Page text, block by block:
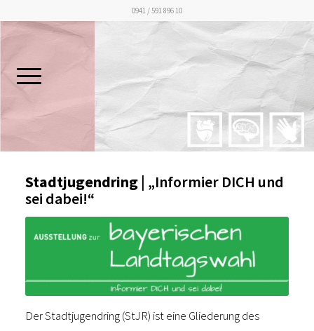
0941 / 591 896 10
Stadtjugendring| „Informier DICH und
sei dabei!“
Der Stadtjugendring (StJR) ist eine Gliederung des